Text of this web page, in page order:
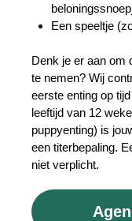
Een speeltje
Denk je er aan om
te nemen? Wij
eerste enting op
leeftijd van 12
puppyenting) is
een titerbepaling.
niet verplicht.